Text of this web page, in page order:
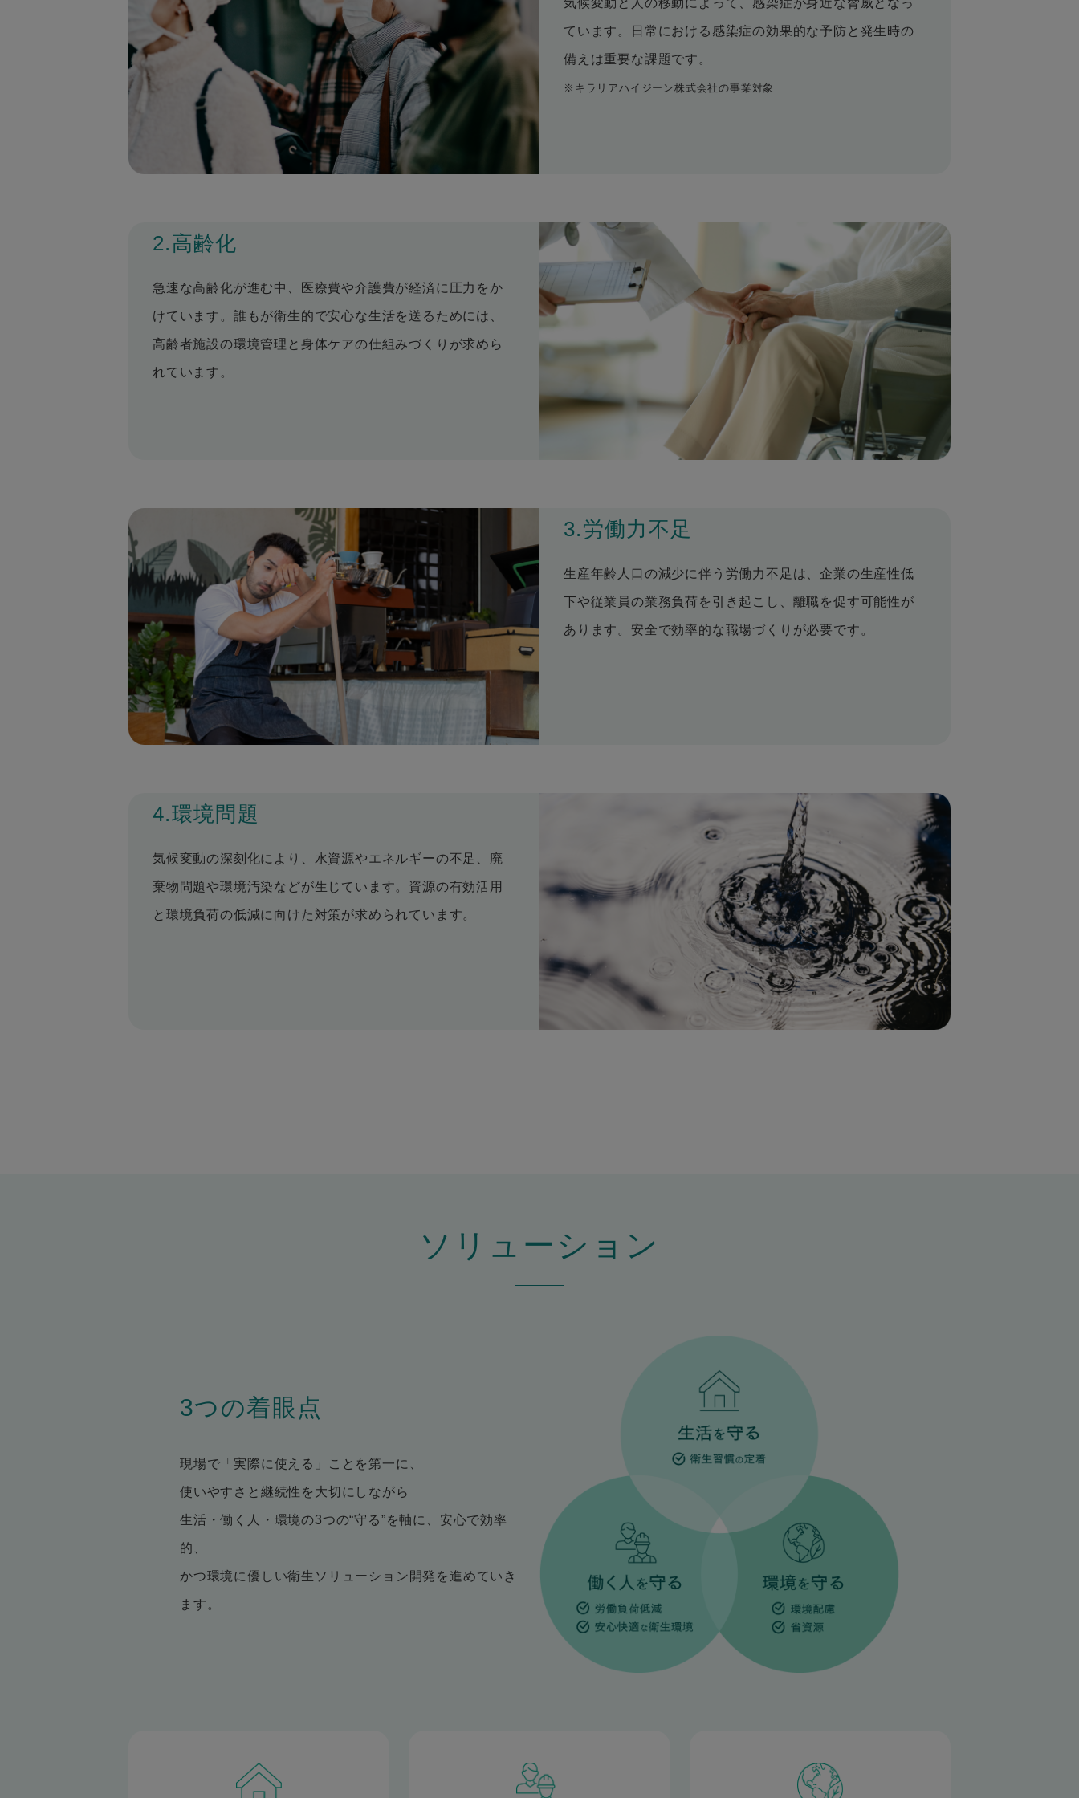
気候変動と人の移動によって、感染症が身近な脅威となっ
ています。日常における感染症の効果的な予防と発生時の
備えは重要な課題です。
​※キラリアハイジーン株式会社の事業対象
2.高齢化
急速な高齢化が進む中、医療費や介護費が経済に圧力をか
けています。誰もが衛生的で安心な生活を送るためには、
高齢者施設の環境管理と身体ケアの仕組みづくりが求めら
れています。
3.労働力不足
生産年齢人口の減少に伴う労働力不足は、企業の生産性低
下や従業員の業務負荷を引き起こし、離職を促す可能性が
あります。安全で効率的な職場づくりが必要です。
4.環境問題
気候変動の深刻化により、水資源やエネルギーの不足、廃
棄物問題や環境汚染などが生じています。資源の有効活用
と環境負荷の低減に向けた対策が求められています。
ソリューション
3つの着眼点
現場で「実際に使える」ことを第一に、
使いやすさと継続性を大切にしながら
生活・働く人・環境の3つの“守る”を軸に、 安心で効率
的、
かつ環境に優しい衛生ソリューション開発を進めていき
ます。